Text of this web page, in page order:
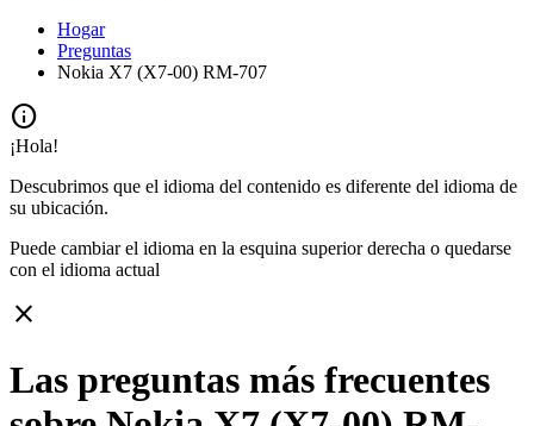
Hogar
Preguntas
Nokia X7 (X7-00) RM-707
info
¡Hola!
Descubrimos que el idioma del contenido es diferente del idioma de
su ubicación.
Puede cambiar el idioma en la esquina superior derecha o quedarse
con el idioma actual
close
Las preguntas más frecuentes